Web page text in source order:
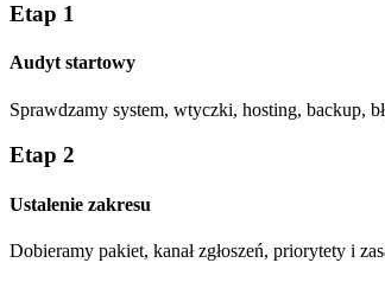
Etap 1
Audyt startowy
Sprawdzamy system, wtyczki, hosting, backup,
Etap 2
Ustalenie zakresu
Dobieramy pakiet, kanał zgłoszeń, priorytety i